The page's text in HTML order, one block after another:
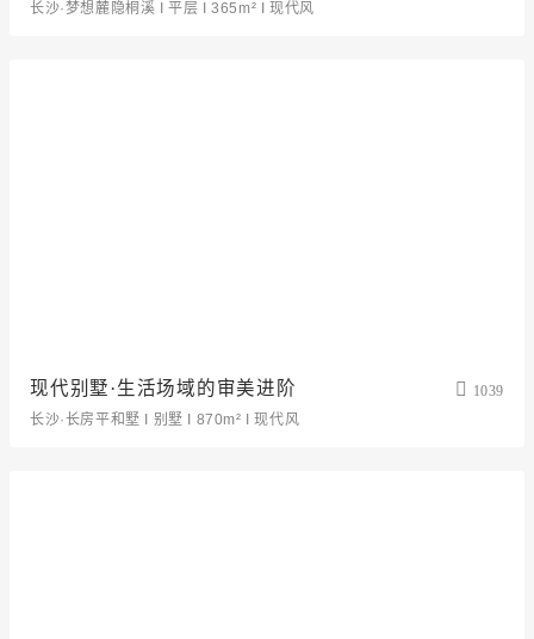
长沙·梦想麓隐桐溪 I 平层 I 365m² I 现代风
现代别墅·生活场域的审美进阶
1039
长沙·长房平和墅 I 别墅 I 870m² I 现代风